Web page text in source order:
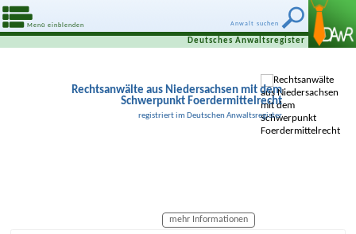
Anwalt suchen
Menü einblenden
Deutsches Anwaltsregister
Rechtsanwälte aus Niedersachsen mit dem
Schwerpunkt Foerdermittelrecht
registriert im Deutschen Anwaltsregister
mehr Informationen